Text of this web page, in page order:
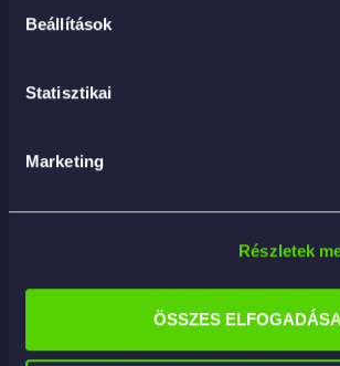
Beállítások
Statisztikai
Marketing
Részletek
ÖSSZES ELFOGADÁSA
LAVA INTERNI B ULTRA 5KG –
ultrakoncentrátum